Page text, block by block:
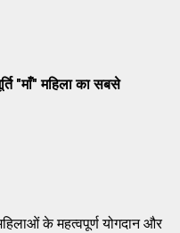
"माँ" महिला का सबसे
के महत्वपूर्ण योगदान और